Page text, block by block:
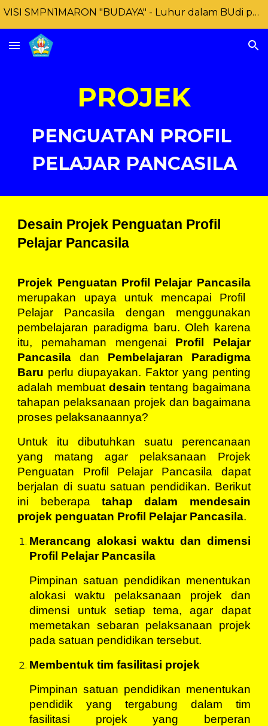
VISI SMPN1MARON "BUDAYA" - Luhur dalam BUdi pekerti, Unggul DAlam prestasi dan BerbudaYA lingkungan
PROJEK
PENGUATAN PROFIL
PELAJAR PANCASILA
Desain Projek Penguatan Profil
Pelajar Pancasila
Projek Penguatan Profil Pelajar Pancasila
merupakan upaya untuk mencapai Profil
Pelajar Pancasila dengan menggunakan
pembelajaran paradigma baru. Oleh karena
itu, pemahaman mengenai Profil Pelajar
Pancasila dan Pembelajaran Paradigma
Baru perlu diupayakan. Faktor yang penting
adalah membuat desain tentang bagaimana
tahapan pelaksanaan projek dan bagaimana
proses pelaksanaannya?
Untuk itu dibutuhkan suatu perencanaan
yang matang agar pelaksanaan Projek
Penguatan Profil Pelajar Pancasila dapat
berjalan di suatu satuan pendidikan. Berikut
ini beberapa tahap dalam mendesain
projek penguatan Profil Pelajar Pancasila.
Merancang alokasi waktu dan dimensi
Profil Pelajar Pancasila
Pimpinan satuan pendidikan menentukan
alokasi waktu pelaksanaan projek dan
dimensi untuk setiap tema, agar dapat
memetakan sebaran pelaksanaan projek
pada satuan pendidikan tersebut.
Membentuk tim fasilitasi projek
Pimpinan satuan pendidikan menentukan
pendidik yang tergabung dalam tim
fasilitasi projek yang berperan